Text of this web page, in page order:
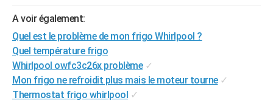
SANTE
Alimentation
Guide de la santé
Maladies
Médicaments
Sommeil
VOYAGE
Destinations
City break
Voyage nature
Voyage de noces
Forum
Climat
+PHOTO
GUIDES D'ACHAT
A voir également:
Quel est le problème de mon frigo Whirlpool ?
Quel température frigo
Whirlpool owfc3c26x problème ✓
Mon frigo ne refroidit plus mais le moteur tourne ✓
Thermostat frigo whirlpool ✓